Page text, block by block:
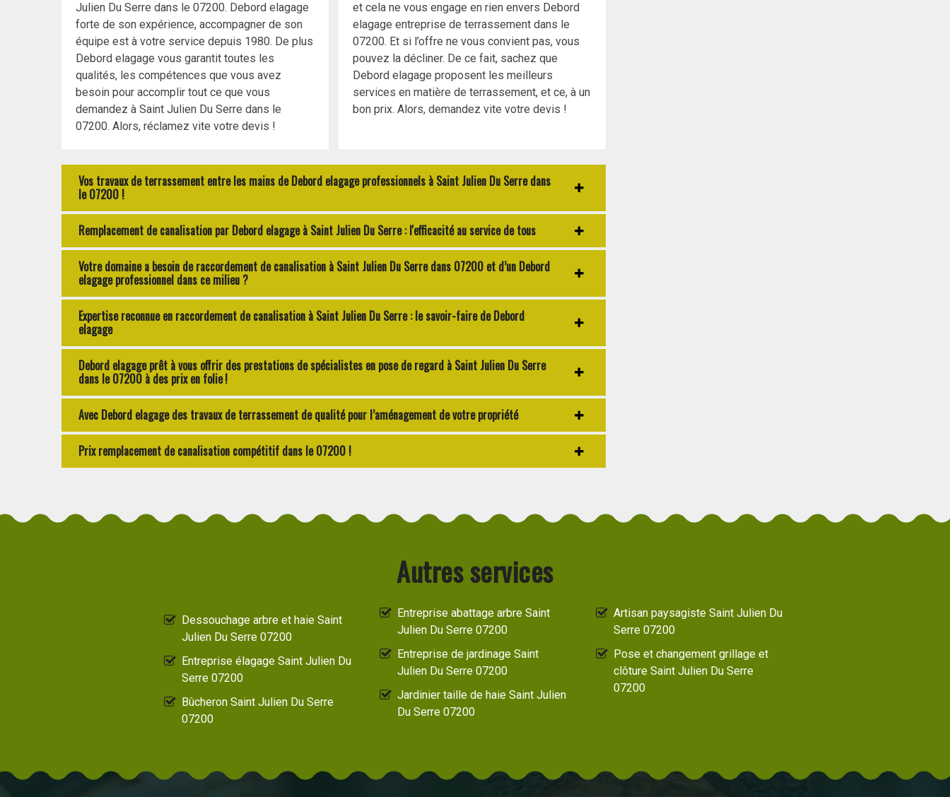
Julien Du Serre dans le 07200. Debord elagage
forte de son expérience, accompagner de son
équipe est à votre service depuis 1980. De plus
Debord elagage vous garantit toutes les
qualités, les compétences que vous avez
besoin pour accomplir tout ce que vous
demandez à Saint Julien Du Serre dans le
07200. Alors, réclamez vite votre devis !
et cela ne vous engage en rien envers Debord
elagage entreprise de terrassement dans le
07200. Et si l’offre ne vous convient pas, vous
pouvez la décliner. De ce fait, sachez que
Debord elagage proposent les meilleurs
services en matière de terrassement, et ce, à un
bon prix. Alors, demandez vite votre devis !
Vos travaux de terrassement entre les mains de Debord elagage professionnels à Saint Julien Du Serre dans
le 07200 !
Remplacement de canalisation par Debord elagage à Saint Julien Du Serre : l'efficacité au service de tous
Votre domaine a besoin de raccordement de canalisation à Saint Julien Du Serre dans 07200 et d’un Debord
elagage professionnel dans ce milieu ?
Expertise reconnue en raccordement de canalisation à Saint Julien Du Serre : le savoir-faire de Debord
elagage
Debord elagage prêt à vous offrir des prestations de spécialistes en pose de regard à Saint Julien Du Serre
dans le 07200 à des prix en folie !
Avec Debord elagage des travaux de terrassement de qualité pour l’aménagement de votre propriété
Prix remplacement de canalisation compétitif dans le 07200 !
Autres services
Dessouchage arbre et haie Saint
Julien Du Serre 07200
Entreprise élagage Saint Julien Du
Serre 07200
Bûcheron Saint Julien Du Serre
07200
Entreprise abattage arbre Saint
Julien Du Serre 07200
Entreprise de jardinage Saint
Julien Du Serre 07200
Jardinier taille de haie Saint Julien
Du Serre 07200
Artisan paysagiste Saint Julien Du
Serre 07200
Pose et changement grillage et
clôture Saint Julien Du Serre
07200